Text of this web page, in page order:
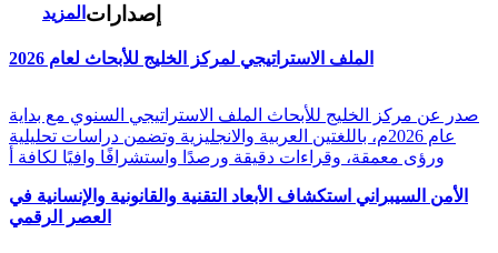
المزيد إصدارات
الملف الاستراتيجي لمركز الخليج للأبحاث لعام 2026
صدر عن مركز الخليج للأبحاث الملف الاستراتيجي السنوي مع بداية
عام 2026م، باللغتين العربية والانجليزية وتضمن دراسات تحليلية
ورؤى معمقة، وقراءات دقيقة ورصدًا واستشرافًا وافيًا لكافة أ
الأمن السيبراني استكشاف الأبعاد التقنية والقانونية والإنسانية في
العصر الرقمي